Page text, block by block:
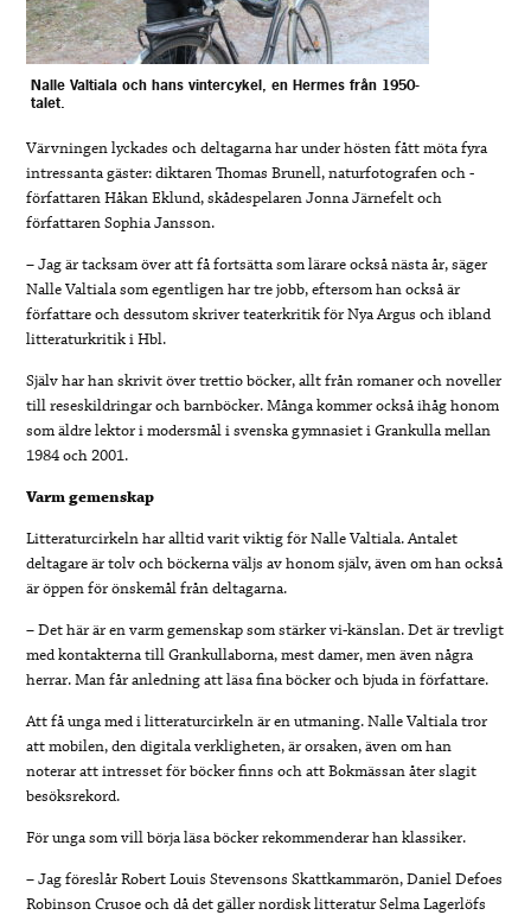
Nalle Valtiala och hans vintercykel, en Hermes från 1950-
talet.
Värvningen lyckades och deltagarna har under hösten fått möta fyra
intressanta gäster: diktaren Thomas Brunell, naturfotografen och -
författaren Håkan Eklund, skådespelaren Jonna Järnefelt och
författaren Sophia Jansson.
– Jag är tacksam över att få fortsätta som lärare också nästa år, säger
Nalle Valtiala som egentligen har tre jobb, eftersom han också är
författare och dessutom skriver teaterkritik för Nya Argus och ibland
litteraturkritik i Hbl.
Själv har han skrivit över trettio böcker, allt från romaner och noveller
till reseskildringar och barnböcker. Många kommer också ihåg honom
som äldre lektor i modersmål i svenska gymnasiet i Grankulla mellan
1984 och 2001.
Varm gemenskap
Litteraturcirkeln har alltid varit viktig för Nalle Valtiala. Antalet
deltagare är tolv och böckerna väljs av honom själv, även om han också
är öppen för önskemål från deltagarna.
– Det här är en varm gemenskap som stärker vi-känslan. Det är trevligt
med kontakterna till Grankullaborna, mest damer, men även några
herrar. Man får anledning att läsa fina böcker och bjuda in författare.
Att få unga med i litteraturcirkeln är en utmaning. Nalle Valtiala tror
att mobilen, den digitala verkligheten, är orsaken, även om han
noterar att intresset för böcker finns och att Bokmässan åter slagit
besöksrekord.
För unga som vill börja läsa böcker rekommenderar han klassiker.
– Jag föreslår Robert Louis Stevensons Skattkammarön, Daniel Defoes
Robinson Crusoe och då det gäller nordisk litteratur Selma Lagerlöfs